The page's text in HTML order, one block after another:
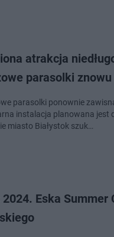
atrakcja
parasolki
parasolki ponownie
instalacja planowana jest
miasto Białystok szuk…
2024. Eska